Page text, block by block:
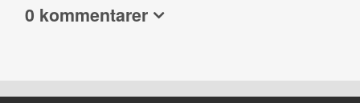
0 kommentarer